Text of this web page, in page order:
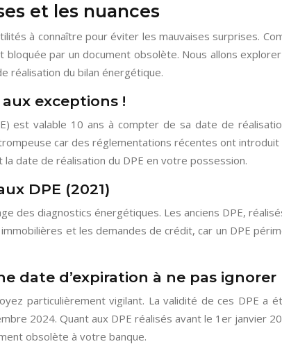
et les nuances
à connaître pour éviter les mauvaises surprises.
par un document obsolète. Nous allons
réalisation du bilan énergétique.
exceptions !
est valable 10 ans à compter de sa date de
car des réglementations récentes ont
date de réalisation du DPE en votre possession.
DPE (2021)
des diagnostics énergétiques. Les anciens DPE,
et les demandes de crédit, car un DPE
date d’expiration à ne pas ignorer
particulièrement vigilant. La validité de ces DPE a
2024. Quant aux DPE réalisés avant le 1er janvier
obsolète à votre banque.